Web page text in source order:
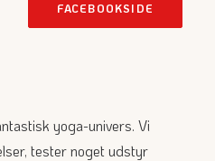
FACEBOOKSIDE
yoga-univers. Vi
tester noget udstyr